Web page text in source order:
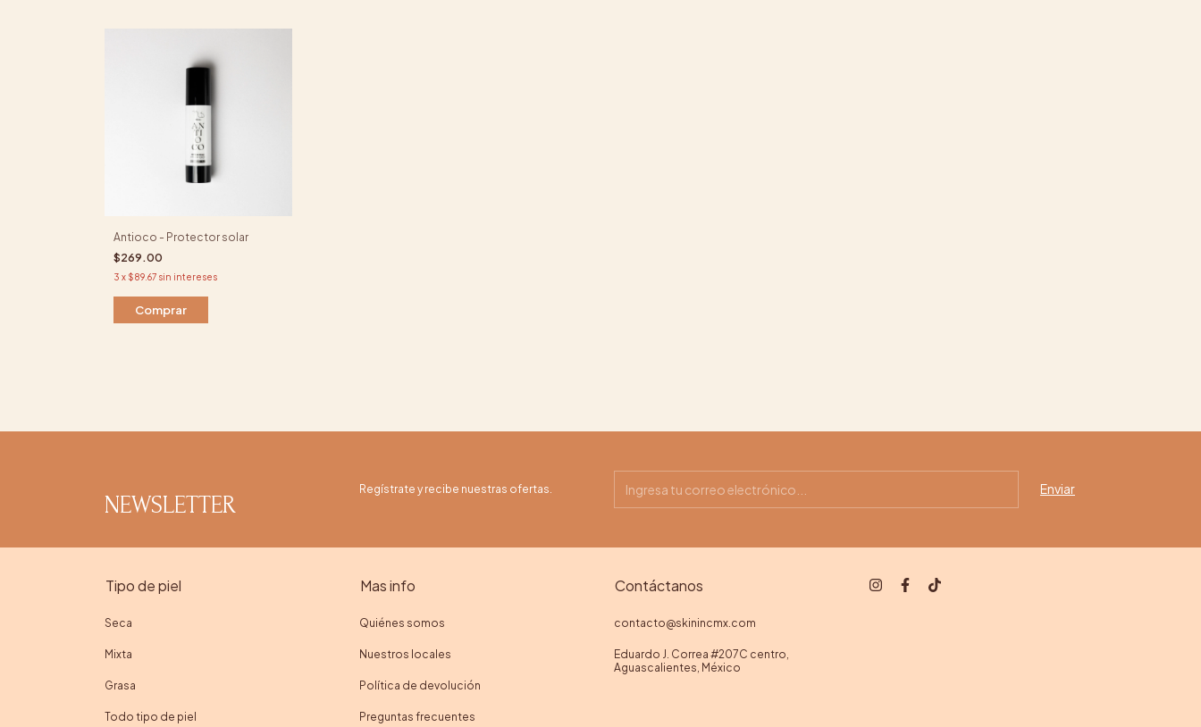
Antioco - Protector solar
$269.00
3 x $89.67 sin intereses
Comprar
NEWSLETTER
Regístrate y recibe nuestras ofertas.
Tipo de piel
Seca
Mixta
Grasa
Todo tipo de piel
Mas info
Quiénes somos
Nuestros locales
Política de devolución
Preguntas frecuentes
Contáctanos
contacto@skinincmx.com
Eduardo J. Correa #207C centro,
Aguascalientes, México